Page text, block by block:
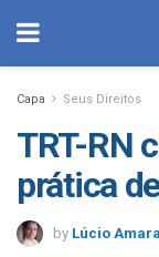
Capa Seus Direitos
TRT-RN
prática
by Lúcio Amaral